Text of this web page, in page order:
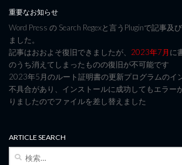
重要なお知らせ
Word Press の Search Regexと言うPluginで記事及
ました。
記事はおおよそ復旧できましたが、 2023年7月に
のうち消えてしまったものの復旧が不可能です
2023年5月のルート証明書の更新プログラムのイ
不具合があり、インストールに成功してもエラー
りましたのでファイルを差し替えました
ARTICLE SEARCH
検